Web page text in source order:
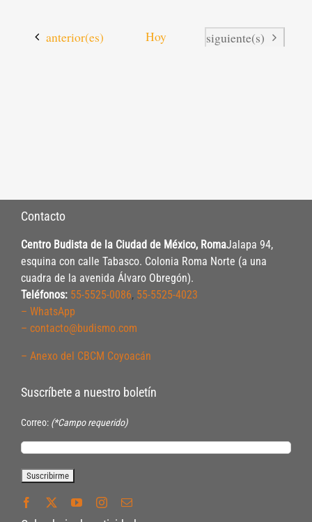
Actividades
anterior(es) Hoy Actividades
siguiente(s)
Contacto
Centro Budista de la Ciudad de México, RomaJalapa 94,
esquina con calle Tabasco. Colonia Roma Norte (a una
cuadra de la avenida Álvaro Obregón).
Teléfonos: 55-5525-0086, 55-5525-4023
– WhatsApp
– contacto@budismo.com
– Anexo del CBCM Coyoacán
Suscríbete a nuestro boletín
Correo: (*Campo requerido)